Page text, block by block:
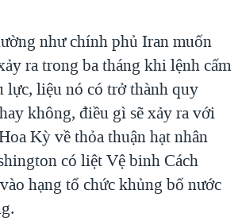
như chính phủ Iran muốn
ra trong ba tháng khi lệnh cấm
lực, liệu nó có trở thành quy
không, điều gì sẽ xảy ra với
Kỳ về thỏa thuận hạt nhân
có liệt Vệ binh Cách
hạng tổ chức khủng bố nước